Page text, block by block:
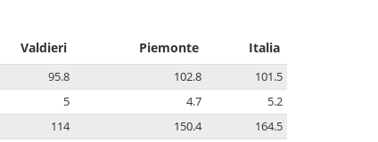
Valdieri Piemonte Italia
95.8 102.8
101.5
5 4.7
5.2
114 150.4
164.5